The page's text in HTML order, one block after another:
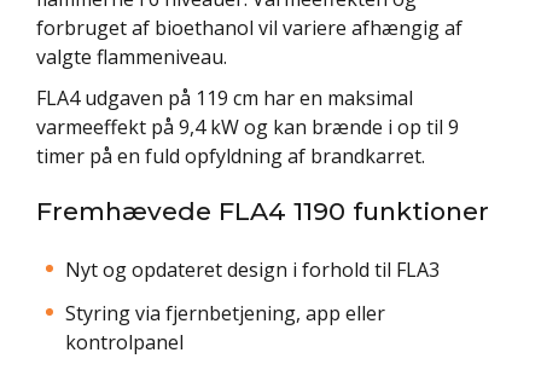
forbruget af bioethanol vil variere afhængig af
valgte flammeniveau.
FLA4 udgaven på 119 cm har en maksimal
varmeeffekt på 9,4 kW og kan brænde i op til 9
timer på en fuld opfyldning af brandkarret.
Fremhævede FLA4 1190 funktioner
Nyt og opdateret design i forhold til FLA3
Styring via fjernbetjening, app eller
kontrolpanel